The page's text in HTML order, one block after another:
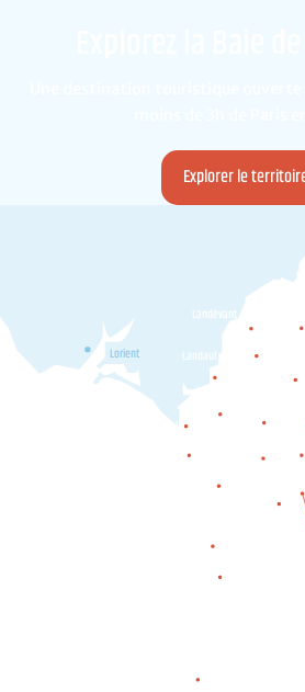
Explorer le
Lorient Landaul
Landévant
Etel